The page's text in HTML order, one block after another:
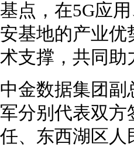
基点，在5G应
安基地的产业优
术支撑，共同助
中金数据集团副
军分别代表双方
任、东西湖区人